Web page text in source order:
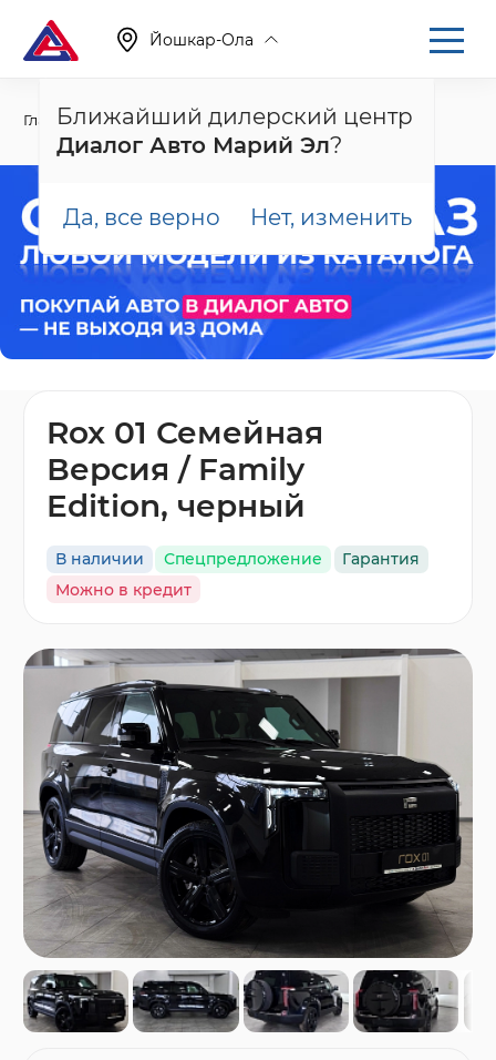
Йошкар-Ола
Ближайший дилерский центр
Диалог Авто Марий Эл?
Да, все верно Нет, изменить
Главная Каталог Новые автомобили 01
Rox 01 Семейная
Версия / Family
Edition, черный
В наличии Спецпредложение
Гарантия
Можно в кредит